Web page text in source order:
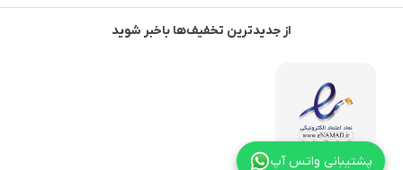
پشتیبانی واتس آپ
از جدیدترین تخفیف‌ها باخبر شوید